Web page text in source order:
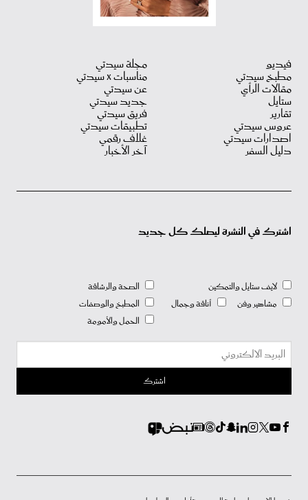
فيديو
مطبخ سيدتي
مقالات الرأي
ستايل
تقارير
عروس سيدتي
اصدارات سيدتي
دليل السفر
مجلة سيدتي
مناسبات X سيدتي
عن سيدتي
جديد سيدتي
فريق سيدتي
تطبيقات سيدتي
غلاف رقمي
آخر الأخبار
اشترك في النشرة ليصلك كل جديد
لايف ستايل والتمكين
مشاهير وفن
أناقة وجمال
الصحة والرشاقة
المطبخ والوصفات
الحمل والأمومة